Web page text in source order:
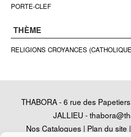
PORTE-CLEF
THÈME
RELIGIONS CROYANCES
THABORA - 6 rue des
JALLIEU -
Nos Catalogues | Plan du site |